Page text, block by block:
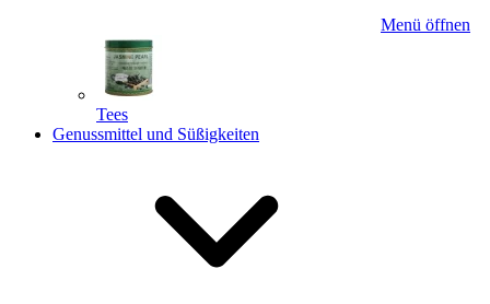
Menü öffnen
Tees
Genussmittel und Süßigkeiten